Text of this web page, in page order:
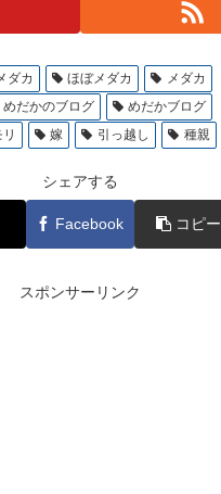
ダカ ほぼメダカ
メダカ
めだかのブログ
めだかブログ
嫁 引っ越し 種親
シェアする
Facebook コピー
スポンサーリンク